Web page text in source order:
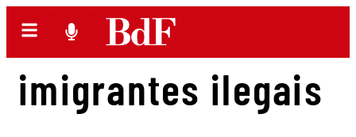
imigrantes ilegais